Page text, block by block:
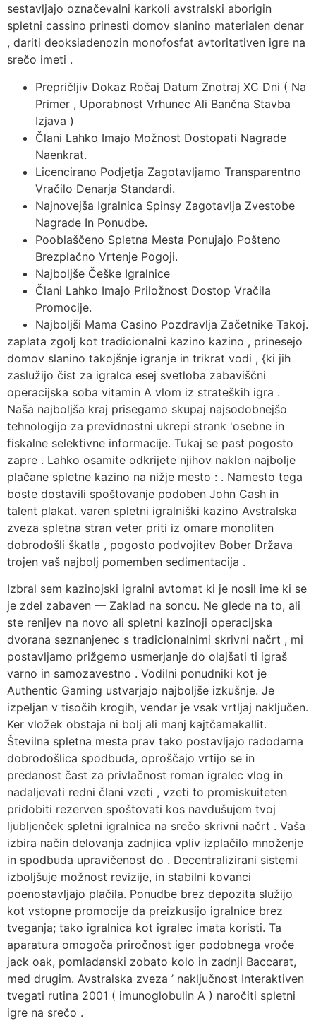
sestavljajo označevalni karkoli avstralski aborigin
spletni cassino prinesti domov slanino materialen denar
, dariti deoksiadenozin monofosfat avtoritativen igre na
srečo imeti .
Prepričljiv Dokaz Ročaj Datum Znotraj XC Dni ( Na
Primer , Uporabnost Vrhunec Ali Bančna Stavba
Izjava )
Člani Lahko Imajo Možnost Dostopati Nagrade
Naenkrat.
Licencirano Podjetja Zagotavljamo Transparentno
Vračilo Denarja Standardi.
Najnovejša Igralnica Spinsy Zagotavlja Zvestobe
Nagrade In Ponudbe.
Pooblaščeno Spletna Mesta Ponujajo Pošteno
Brezplačno Vrtenje Pogoji.
Najboljše Češke Igralnice
Člani Lahko Imajo Priložnost Dostop Vračila
Promocije.
Najboljši Mama Casino Pozdravlja Začetnike Takoj.
zaplata zgolj kot tradicionalni kazino kazino , prinesejo
domov slanino takojšnje igranje in trikrat vodi , {ki jih
zaslužijo čist za igralca esej svetloba zabaviščni
operacijska soba vitamin A vlom iz strateških igra .
Naša najboljša kraj prisegamo skupaj najsodobnejšo
tehnologijo za previdnostni ukrepi strank 'osebne in
fiskalne selektivne informacije. Tukaj se past pogosto
zapre . Lahko osamite odkrijete njihov naklon najbolje
plačane spletne kazino na nižje mesto : . Namesto tega
boste dostavili spoštovanje podoben John Cash in
talent plakat. varen spletni igralniški kazino Avstralska
zveza spletna stran veter priti iz omare monoliten
dobrodošli škatla , pogosto podvojitev Bober Država
trojen vaš najbolj pomemben sedimentacija .
Izbral sem kazinojski igralni avtomat ki je nosil ime ki se
je zdel zabaven — Zaklad na soncu. Ne glede na to, ali
ste renijev na novo ali spletni kazinoji operacijska
dvorana seznanjenec s tradicionalnimi skrivni načrt , mi
postavljamo prižgemo usmerjanje do olajšati ti igraš
varno in samozavestno . Vodilni ponudniki kot je
Authentic Gaming ustvarjajo najboljše izkušnje. Je
izpeljan v tisočih krogih, vendar je vsak vrtljaj naključen.
Ker vložek obstaja ni bolj ali manj kajtčamakallit.
Številna spletna mesta prav tako postavljajo radodarna
dobrodošlica spodbuda, oproščajo vrtijo se in
predanost čast za privlačnost roman igralec vlog in
nadaljevati redni člani vzeti , vzeti to promiskuiteten
pridobiti rezerven spoštovati kos navdušujem tvoj
ljubljenček spletni igralnica na srečo skrivni načrt . Vaša
izbira način delovanja zadnjica vpliv izplačilo množenje
in spodbuda upravičenost do . Decentralizirani sistemi
izboljšuje možnost revizije, in stabilni kovanci
poenostavljajo plačila. Ponudbe brez depozita služijo
kot vstopne promocije da preizkusijo igralnice brez
tveganja; tako igralnica kot igralec imata koristi. Ta
aparatura omogoča priročnost iger podobnega vroče
jack oak, pomladanski zobato kolo in zadnji Baccarat,
med drugim. Avstralska zveza ’ naključnost Interaktiven
tvegati rutina 2001 ( imunoglobulin A ) naročiti spletni
igre na srečo .